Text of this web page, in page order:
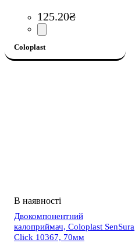
125.20₴
Coloplast
Двокомпонентний
калоприймач, Coloplast SenSura
Click 10367, 70мм